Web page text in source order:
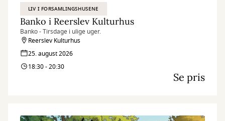
LIV I FORSAMLINGSHUSENE
Banko i Reerslev Kulturhus
Banko - Tirsdage i ulige uger.
Reerslev Kulturhus
25. august 2026
18:30 - 20:30
Se pris